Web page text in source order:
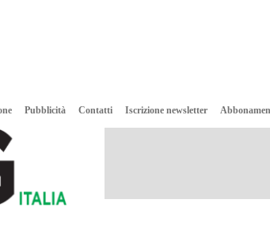
Pubblicità Contatti Iscrizione newsletter